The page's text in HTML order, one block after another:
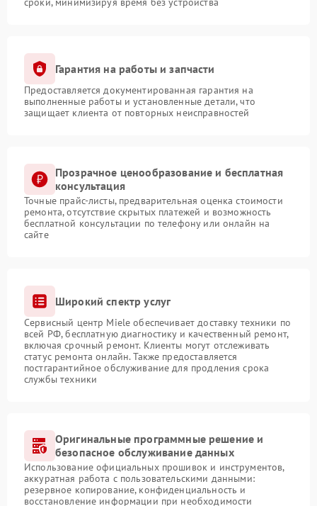
Гарантия на работы и запчасти
Предоставляется документированная гарантия на
выполненные работы и установленные детали, что
защищает клиента от повторных неисправностей
Прозрачное ценообразование и бесплатная
консультация
Точные прайс-листы, предварительная оценка стоимости
ремонта, отсутствие скрытых платежей и возможность
бесплатной консультации по телефону или онлайн на
сайте
Широкий спектр услуг
Сервисный центр Miele обеспечивает доставку техники по
всей РФ, бесплатную диагностику и качественный ремонт,
включая срочный ремонт. Клиенты могут отслеживать
статус ремонта онлайн. Также предоставляется
постгарантийное обслуживание для продления срока
службы техники
Оригинальные программные решение и
безопасное обслуживание данных
Использование официальных прошивок и инструментов,
аккуратная работа с пользовательскими данными:
резервное копирование, конфиденциальность и
восстановление информации при необходимости